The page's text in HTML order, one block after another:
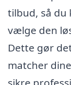
tilbud, så du
vælge den
Dette gør
matcher